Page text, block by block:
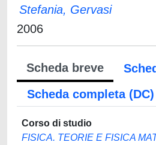
Stefania, Gervasi
2006
Scheda breve
Scheda completa (DC)
Corso di studio
FISICA. TEORIE E FISICA